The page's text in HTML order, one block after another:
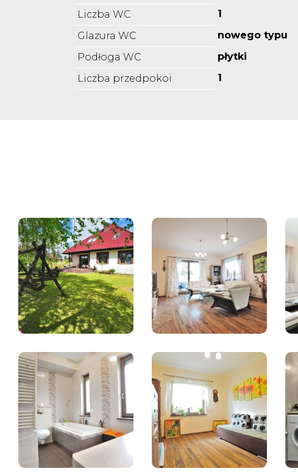
Liczba WC
1
Glazura WC
nowego typu
Podłoga WC
płytki
Liczba przedpokoi
1